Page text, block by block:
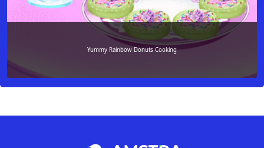
Yummy Rainbow Donuts Cooking